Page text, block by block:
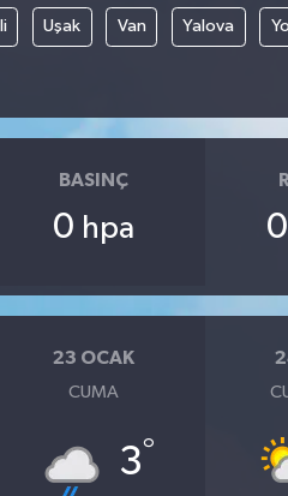
Uşak Van Yalova
BASINÇ
0 hpa 0
23 OCAK
CUMA
3°